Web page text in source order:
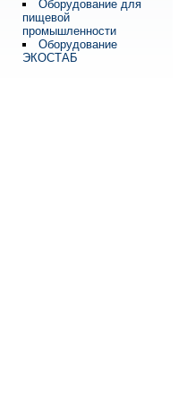
Оборудование для
пищевой
промышленности
Оборудование
ЭКОСТАБ